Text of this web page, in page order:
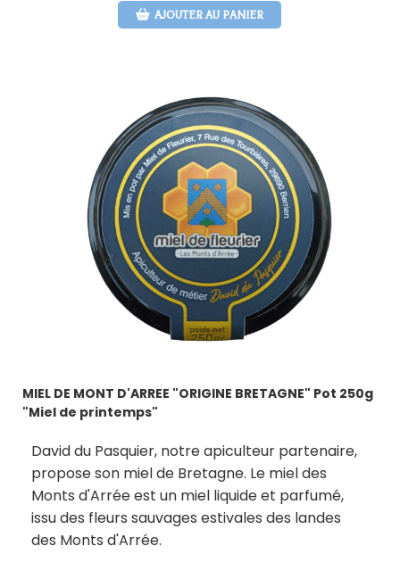
AJOUTER AU PANIER
MIEL DE MONT D'ARREE "ORIGINE BRETAGNE" Pot 250g
"Miel de printemps"
David du Pasquier, notre apiculteur partenaire,
propose son miel de Bretagne. Le miel des
Monts d'Arrée est un miel liquide et parfumé,
issu des fleurs sauvages estivales des landes
des Monts d'Arrée.